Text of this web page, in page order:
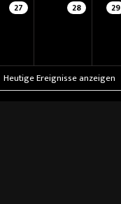
27 28 29
Heutige Ereignisse anzeigen